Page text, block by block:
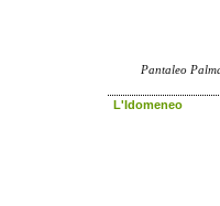
Pantaleo
L'Idomeneo